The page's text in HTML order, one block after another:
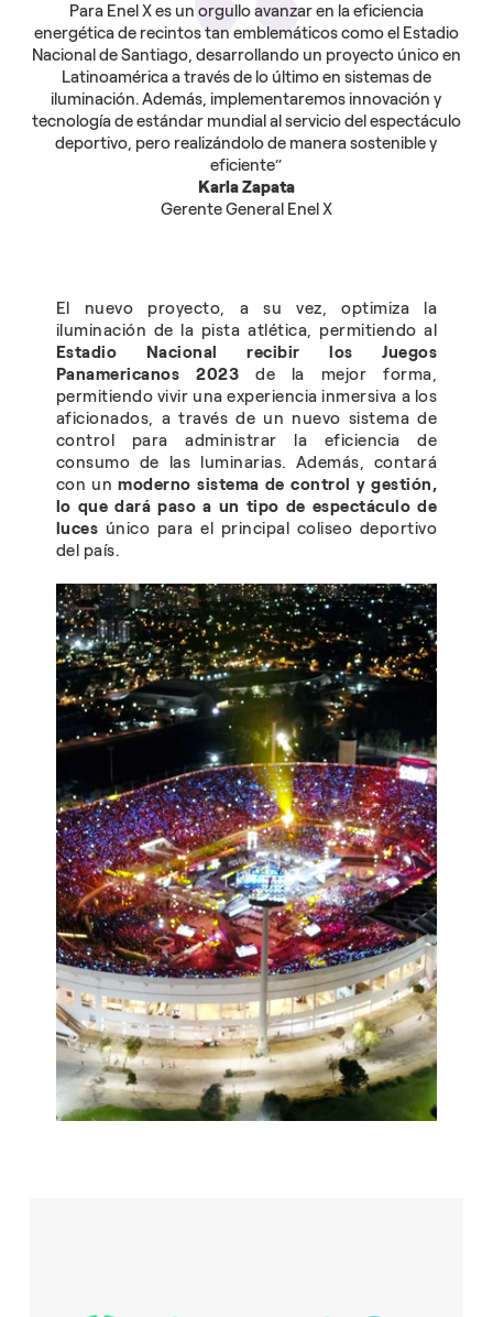
Para Enel X es un orgullo avanzar en la eficiencia
energética de recintos tan emblemáticos como el Estadio
Nacional de Santiago, desarrollando un proyecto único en
Latinoamérica a través de lo último en sistemas de
iluminación. Además, implementaremos innovación y
tecnología de estándar mundial al servicio del espectáculo
deportivo, pero realizándolo de manera sostenible y
eficiente”
Karla Zapata
Gerente General Enel X
El nuevo proyecto, a su vez, optimiza la
iluminación de la pista atlética, permitiendo al
Estadio Nacional recibir los Juegos
Panamericanos 2023 de la mejor forma,
permitiendo vivir una experiencia inmersiva a los
aficionados, a través de un nuevo sistema de
control para administrar la eficiencia de
consumo de las luminarias. Además, contará
con unmoderno sistema de control y gestión,
lo que dará paso a un tipo de espectáculo de
luces único para el principal coliseo deportivo
del país.